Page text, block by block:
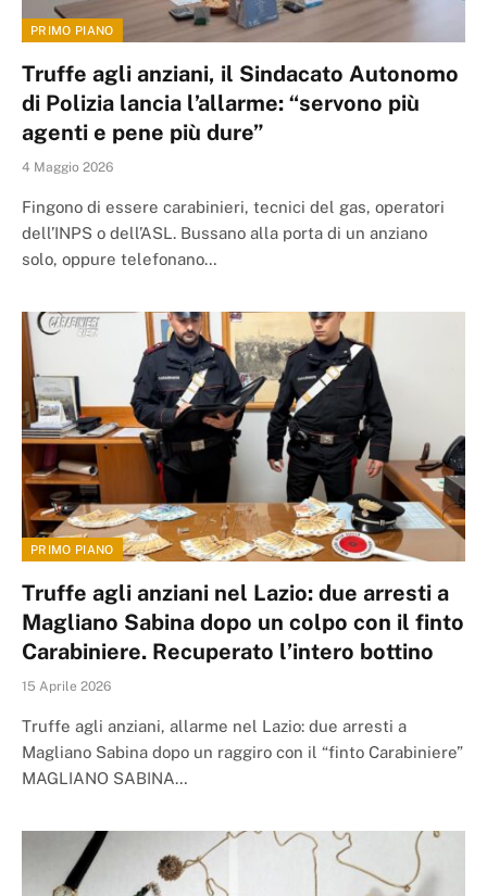
PRIMO PIANO
Truffe agli anziani, il Sindacato Autonomo
di Polizia lancia l’allarme: “servono più
agenti e pene più dure”
4 Maggio 2026
Fingono di essere carabinieri, tecnici del gas, operatori
dell’INPS o dell’ASL. Bussano alla porta di un anziano
solo, oppure telefonano…
PRIMO PIANO
Truffe agli anziani nel Lazio: due arresti a
Magliano Sabina dopo un colpo con il finto
Carabiniere. Recuperato l’intero bottino
15 Aprile 2026
Truffe agli anziani, allarme nel Lazio: due arresti a
Magliano Sabina dopo un raggiro con il “finto Carabiniere”
MAGLIANO SABINA…